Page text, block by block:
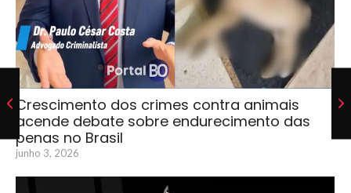
Crescimento dos crimes contra animais
acende debate sobre endurecimento das
penas no Brasil
junho 3, 2026